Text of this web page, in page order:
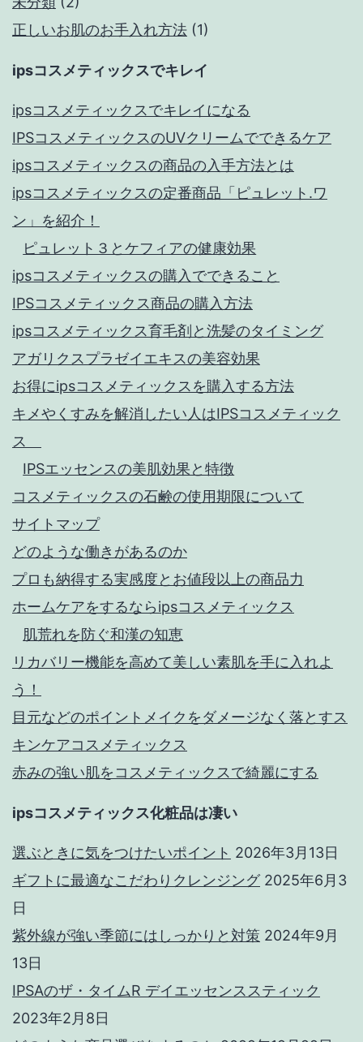
正しいお肌のお手入れ方法 (1)
ipsコスメティックスでキレイ
ipsコスメティックスでキレイになる
IPSコスメティックスのUVクリームでできるケア
ipsコスメティックスの商品の入手方法とは
ipsコスメティックスの定番商品「ピュレット.ワ
ン」を紹介！
ピュレット３とケフィアの健康効果
ipsコスメティックスの購入でできること
IPSコスメティックス商品の購入方法
ipsコスメティックス育毛剤と洗髪のタイミング
アガリクスプラゼイエキスの美容効果
お得にipsコスメティックスを購入する方法
キメやくすみを解消したい人はIPSコスメティック
ス
IPSエッセンスの美肌効果と特徴
コスメティックスの石鹸の使用期限について
サイトマップ
どのような働きがあるのか
プロも納得する実感度とお値段以上の商品力
ホームケアをするならipsコスメティックス
肌荒れを防ぐ和漢の知恵
リカバリー機能を高めて美しい素肌を手に入れよ
う！
目元などのポイントメイクをダメージなく落とすス
キンケアコスメティックス
赤みの強い肌をコスメティックスで綺麗にする
ipsコスメティックス化粧品は凄い
選ぶときに気をつけたいポイント 2026年3月13日
ギフトに最適なこだわりクレンジング 2025年6月3
日
紫外線が強い季節にはしっかりと対策 2024年9月
13日
IPSAのザ・タイムR デイエッセンススティック
2023年2月8日